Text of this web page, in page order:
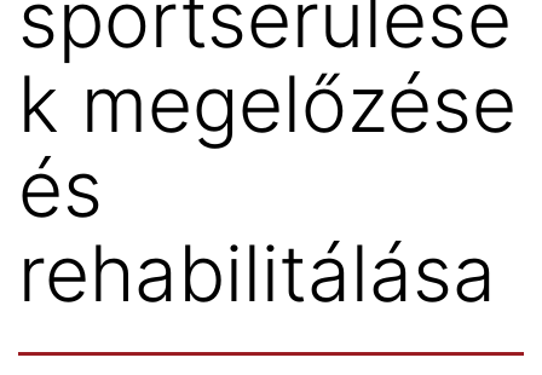
k megelőzése
és
rehabilitálása